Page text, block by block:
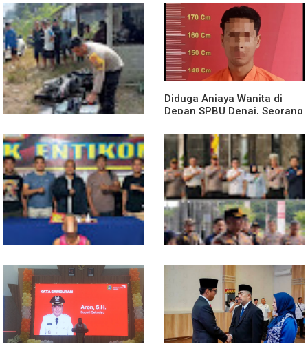
Diduga Jadi Korban
Penyebaran Foto Pribadi
dan Dicemarkan di TikTok,
AF Lapor ke Polda Sumut
Polsek Entikong Gelar Apel
Siaga Karhutla 2026, Sinergi
Lintas Sektor Cegah
Kebakaran Hutan dan Lahan
Truk Kontainer Oleng Tabrak
Vario, Warga Kapuas
Meninggal di Dusun Mak
Tampong
Diduga Aniaya Wanita di
Depan SPBU Denai, Seorang
Medan Area
Polsek Entikong Gagalkan
Peredaran Sabu 151,76
Gram di Perbatasan
Kunker Perdana ke
Entikong, Kapolres Sanggau:
Keamanan Perbatasan
Tanggung Jawab Bersama